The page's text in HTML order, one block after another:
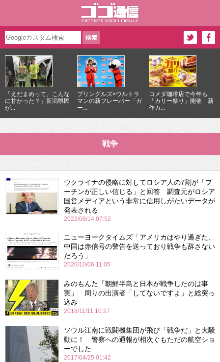
「えだまめって、こんな
に甘かった？」新潟県民
が...
プリングルズ×ウルトラ
マンの新フレーバー「ガ
ー...
コメダ珈琲店で今年も
「カリー祭り」開催 新
作カ...
戦争
ウクライナの侵略に対してロシア人の7割が「プ
ーチンが正しい信じる」と回答 調査元がロシア
国営メディアという非常に信用しがたいデータが
発表される
2022/08/14 07:52
ニューヨークタイムズ「アメリカはやり過ぎた、
中国は赤信号の警告を送っており戦争も辞さない
だろう」
2020/10/06 11:05
みのもんた「朝鮮半島と日本が戦争したのは事
実」 周りの出演者「してないですよ」と総突っ
込み
2018/11/11 10:27
ソウル江南に戦闘機集団が飛び「戦争だ」と大騒
動に！ 警察への通報が相次ぐもただの航空ショ
ーでした
2017/04/25 01:42